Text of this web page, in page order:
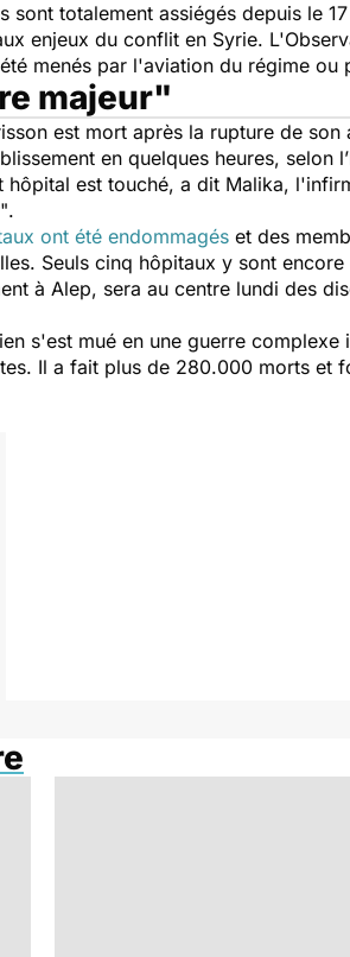
sont totalement assiégés depuis le
enjeux du conflit en Syrie.
menés par l'aviation du régime ou
majeur"
est mort après la rupture de
en quelques heures, selon
hôpital est touché, a dit Malika,
.
ont été endommagés et des
Seuls cinq hôpitaux y sont encore
à Alep, sera au centre lundi des
s'est mué en une guerre
Il a fait plus de 280.000 morts et